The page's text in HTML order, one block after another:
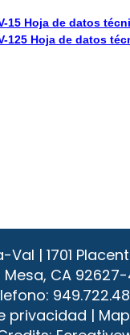
15 Hoja de datos
125 Hoja de datos
Val | 1701
CA
privacidad |